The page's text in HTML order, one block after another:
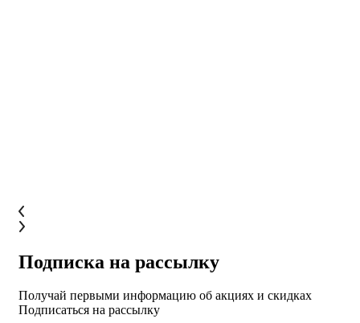
Подписка на рассылку
Получай первыми информацию об акциях и скидках
Подписаться на рассылку